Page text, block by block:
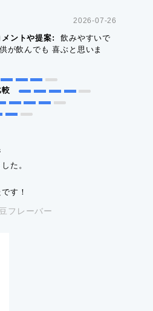
2026-07-26
ントや提案:
飲みやすいで
が飲んでも 喜ぶと思いま
較
た。
す！
フレーバー